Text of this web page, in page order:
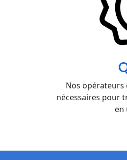
Nos opérateurs
nécessaires pour
en